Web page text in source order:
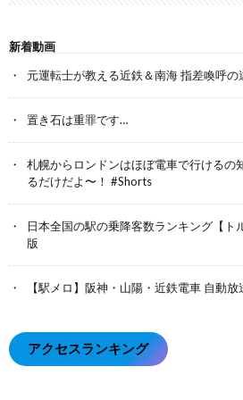
新着動画
元運転士が教える近鉄＆南海 指差喚呼の
置き石は重罪です…
札幌からロンドンはほぼ電車で行けるの
るだけだよ〜！ #Shorts
日本全国の駅の乗降客数ランキング【ト
版
【駅メロ】阪神・山陽・近鉄電車 自動
アクセスランキング